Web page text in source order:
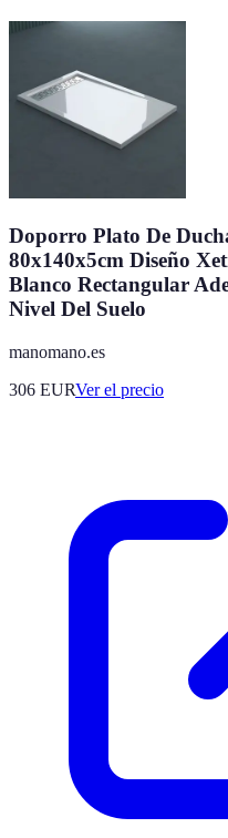
Doporro Plato De
80x140x5cm Diseño
Blanco Rectangular
Nivel Del Suelo
manomano.es
306 EURVer el precio